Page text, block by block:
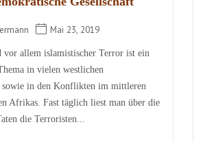
Mai 23, 2019
vor allem islamistischer Terror ist ein
in vielen westlichen
sowie in den Konflikten im mittleren
Afrikas. Fast täglich liest man über die
die Terroristen...